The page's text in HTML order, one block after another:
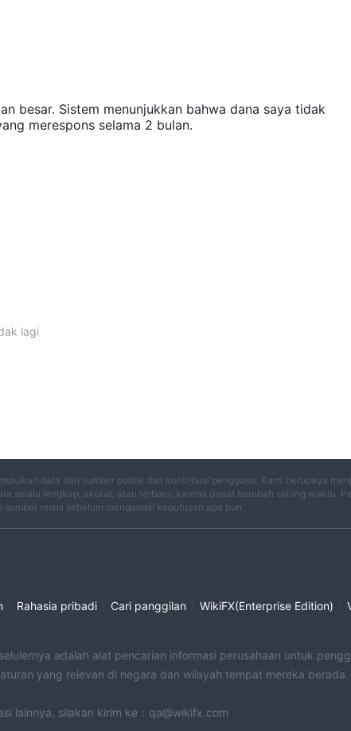
besar. Sistem menunjukkan bahwa dana saya tidak
merespons selama 2 bulan.
lagi
data dari sumber publik dan kontribusi pengguna. Kami berupaya
selalu lengkap, akurat, atau terbaru, karena dapat berubah seiring waktu.
sumber resmi sebelum mengambil keputusan apa pun.
Rahasia pribadi Cari panggilan WikiFX(Enterprise Edition)
adalah alat pencarian informasi perusahaan untuk
yang relevan di negara dan wilayah tempat mereka berada.
lainnya, silakan kirim ke：qa@wikifx.com